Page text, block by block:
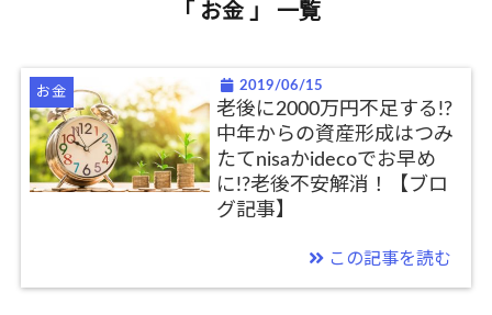
「 お金 」 一覧
お金 2019/06/15
老後に2000万円不足する!?
中年からの資産形成はつみ
たてnisaかidecoでお早め
に!?老後不安解消！【ブロ
グ記事】
この記事を読む